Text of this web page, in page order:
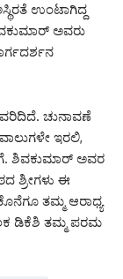
ಉಂಟಾಗಿದ್ದ
ಅವರು
ಚುನಾವಣೆ
ಇರಲಿ,
ಶಿವಕುಮಾರ್ ಅವರ
ಶ್ರೀಗಳು ಈ
ತಮ್ಮ ಆರಾಧ್ಯ
ಡಿಕೆಶಿ ತಮ್ಮ ಪರಮ